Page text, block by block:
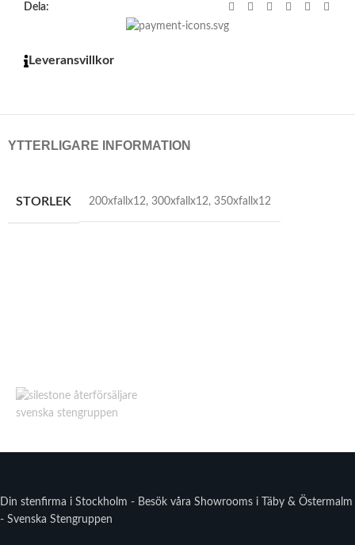
Dela:
Leveransvillkor
YTTERLIGARE INFORMATION
STORLEK 200xfallx12, 300xfallx12, 350xfallx12
Din stenfirma i Stockholm - Besök våra Showrooms i Täby & Östermalm
- Svenska Stengruppen